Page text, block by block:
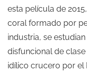
esta película de
coral formado por
industria, se
disfuncional de
idílico crucero por el